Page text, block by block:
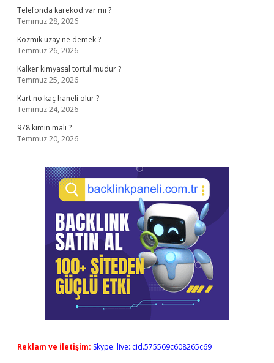
Telefonda karekod var mı ?
Temmuz 28, 2026
Kozmik uzay ne demek ?
Temmuz 26, 2026
Kalker kimyasal tortul mudur ?
Temmuz 25, 2026
Kart no kaç haneli olur ?
Temmuz 24, 2026
978 kimin malı ?
Temmuz 20, 2026
Reklam ve İletişim: Skype: live:.cid.575569c608265c69